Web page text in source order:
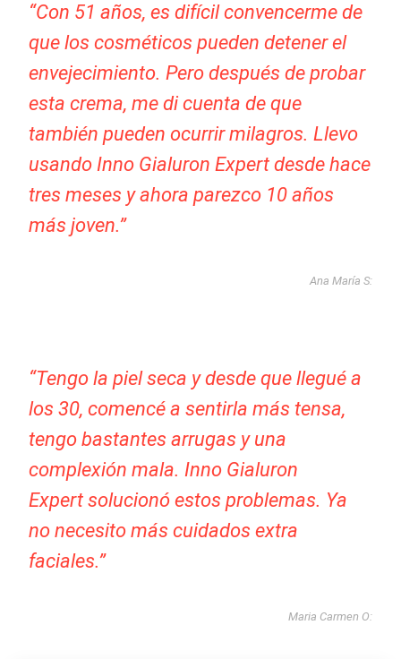
“Con 51 años, es difícil convencerme de
que los cosméticos pueden detener el
envejecimiento. Pero después de probar
esta crema, me di cuenta de que
también pueden ocurrir milagros. Llevo
usando Inno Gialuron Expert desde hace
tres meses y ahora parezco 10 años
más joven.”
Ana María S:
“Tengo la piel seca y desde que llegué a
los 30, comencé a sentirla más tensa,
tengo bastantes arrugas y una
complexión mala. Inno Gialuron
Expert solucionó estos problemas. Ya
no necesito más cuidados extra
faciales.”
Maria Carmen O: